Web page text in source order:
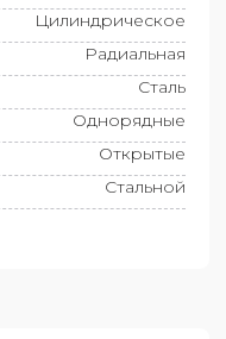
Цилиндрическое
Радиальная
Сталь
Однорядные
Открытые
Стальной